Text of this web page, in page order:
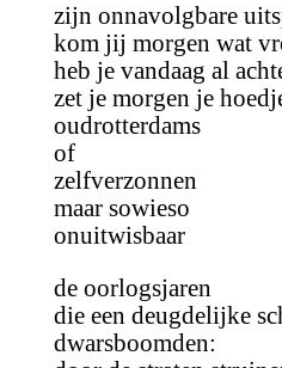
zijn onnavolgbare
kom jij morgen wat
heb je vandaag al
zet je morgen je
oudrotterdams
of
zelfverzonnen
maar sowieso
onuitwisbaar
de oorlogsjaren
die een deugdelijke
dwarsboomden: